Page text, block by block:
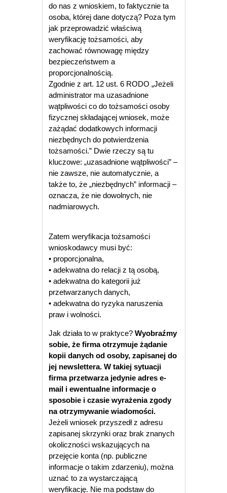
do nas z wnioskiem, to faktycznie ta
osoba, której dane dotyczą? Poza tym
jak przeprowadzić właściwą
weryfikację tożsamości, aby
zachować równowagę między
bezpieczeństwem a
proporcjonalnością.
Zgodnie z art. 12 ust. 6 RODO „Jeżeli
administrator ma uzasadnione
wątpliwości co do tożsamości osoby
fizycznej składającej wniosek, może
zażądać dodatkowych informacji
niezbędnych do potwierdzenia
tożsamości.” Dwie rzeczy są tu
kluczowe: „uzasadnione wątpliwości” –
nie zawsze, nie automatycznie, a
także to, że „niezbędnych” informacji –
oznacza, że nie dowolnych, nie
nadmiarowych.
Zatem weryfikacja tożsamości
wnioskodawcy musi być:
• proporcjonalna,
• adekwatna do relacji z tą osobą,
• adekwatna do kategorii już
przetwarzanych danych,
• adekwatna do ryzyka naruszenia
praw i wolności.
Jak działa to w praktyce?Wyobraźmy
sobie, że firma otrzymuje żądanie
kopii danych od osoby, zapisanej do
jej newslettera. W takiej sytuacji
firma przetwarza jedynie adres e-
mail i ewentualne informacje o
sposobie i czasie wyrażenia zgody
na otrzymywanie wiadomości.
Jeżeli wniosek przyszedł z adresu
zapisanej skrzynki oraz brak znanych
okoliczności wskazujących na
przejęcie konta (np. publiczne
informacje o takim zdarzeniu), można
uznać to za wystarczającą
weryfikację. Nie ma podstaw do